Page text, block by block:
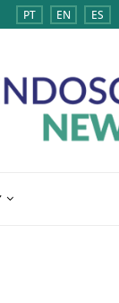
PT EN ES